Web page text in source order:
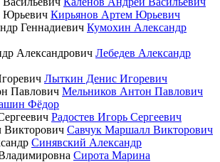
Кирьянов Артем Юрьевич
Кумохин Александр
Лебедев Александр
Лыткин Денис Игоревич
Мельников Антон Павлович
Фёдор
Радостев Игорь Сергеевич
Савчук Маршалл Викторович
Синявский Александр
Сирота Марина